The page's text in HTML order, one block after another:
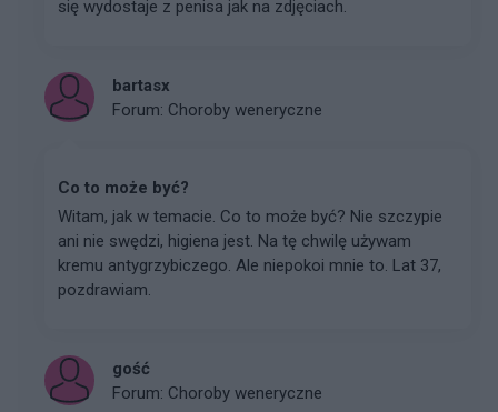
się wydostaje z penisa jak na zdjęciach.
bartasx
Forum: Choroby weneryczne
Co to może być?
Witam, jak w temacie. Co to może być? Nie szczypie
ani nie swędzi, higiena jest. Na tę chwilę używam
kremu antygrzybiczego. Ale niepokoi mnie to. Lat 37,
pozdrawiam.
gość
Forum: Choroby weneryczne